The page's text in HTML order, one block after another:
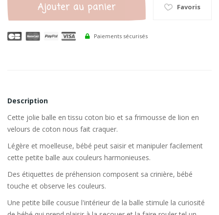
Ajouter au panier Favoris
Paiements sécurisés
Description
Cette jolie balle en tissu coton bio et sa frimousse de lion en
velours de coton nous fait craquer.
Légère et moelleuse, bébé peut saisir et manipuler facilement
cette petite balle aux couleurs harmonieuses.
Des étiquettes de préhension composent sa crinière, bébé
touche et observe les couleurs.
Une petite bille cousue l'intérieur de la balle stimule la curiosité